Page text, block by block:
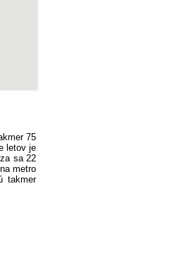
75
letov je
sa 22
metro
takmer